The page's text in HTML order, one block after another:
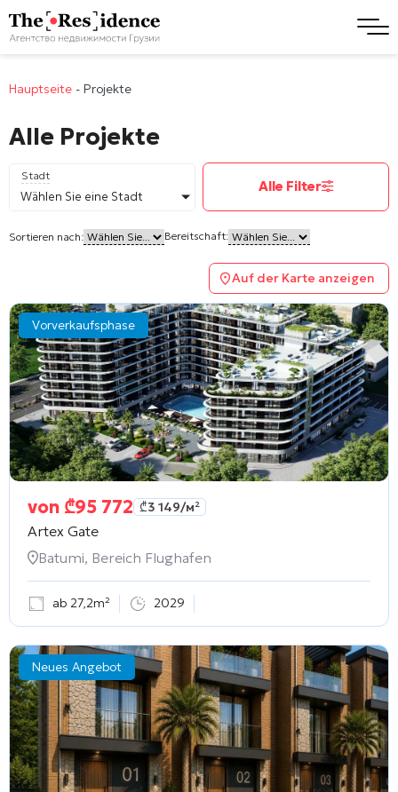
Hauptseite - Projekte
Alle Projekte
Stadt
Wählen Sie eine Stadt
Alle Filter
Sortieren nach: Bereitschaft:
Auf der Karte anzeigen
Vorverkaufsphase
von ₾95 772 ₾3 149/м²
Artex Gate
Batumi, Bereich Flughafen
ab 27,2m² 2029
Neues Angebot